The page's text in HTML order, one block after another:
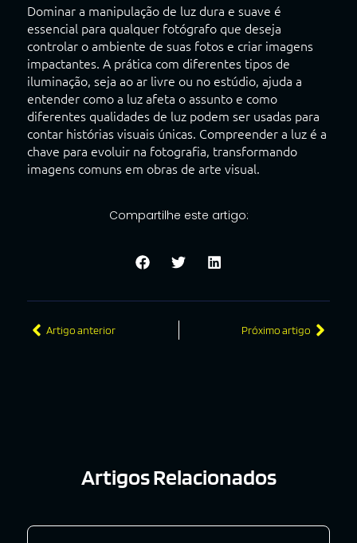
Dominar a manipulação de luz dura e suave é
essencial para qualquer fotógrafo que deseja
controlar o ambiente de suas fotos e criar imagens
impactantes. A prática com diferentes tipos de
iluminação, seja ao ar livre ou no estúdio, ajuda a
entender como a luz afeta o assunto e como
diferentes qualidades de luz podem ser usadas para
contar histórias visuais únicas. Compreender a luz é a
chave para evoluir na fotografia, transformando
imagens comuns em obras de arte visual.
Compartilhe este artigo:
Artigo anterior Próximo artigo
Artigos Relacionados